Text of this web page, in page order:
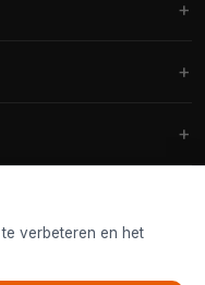
verbeteren en het